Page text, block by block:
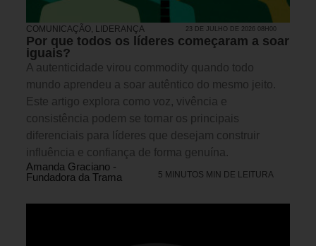
COMUNICAÇÃO, LIDERANÇA 23 DE JULHO DE 2026 08H00
Por que todos os líderes começaram a soar
iguais?
A autenticidade virou commodity quando todo
mundo aprendeu a soar autêntico do mesmo jeito.
Este artigo explora como voz, vivência e
consistência podem se tornar os principais
diferenciais para líderes que desejam construir
influência e confiança de forma genuína.
Amanda Graciano -
Fundadora da Trama
5 MINUTOS MIN DE LEITURA